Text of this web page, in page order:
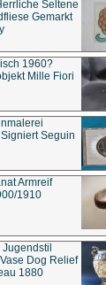
Seltene
Gemarkt
1960?
Mille Fiori
Seguin
Armreif
1910
Dog Relief
1880